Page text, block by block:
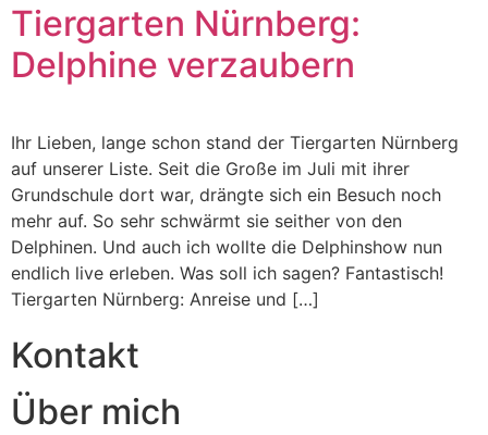
Tiergarten Nürnberg:
Delphine verzaubern
Ihr Lieben, lange schon stand der Tiergarten Nürnberg
auf unserer Liste. Seit die Große im Juli mit ihrer
Grundschule dort war, drängte sich ein Besuch noch
mehr auf. So sehr schwärmt sie seither von den
Delphinen. Und auch ich wollte die Delphinshow nun
endlich live erleben. Was soll ich sagen? Fantastisch!
Tiergarten Nürnberg: Anreise und […]
Kontakt
Über mich